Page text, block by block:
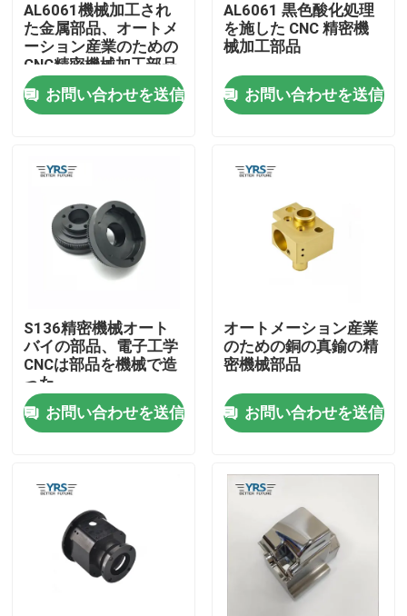
家
私達について
工場旅行
品質管理
私達に連絡しなさい
ニュース
場合
精密によって機械で造られる部品
AL6061機械加工され
た金属部品、オートメ
ーション産業のための
CNC精密機械加工部品
お問い合わせを送信
AL6061 黒色酸化処理
を施した CNC 精密機
械加工部品
お問い合わせを送信
S136精密機械オート
バイの部品、電子工学
CNCは部品を機械で造
った
お問い合わせを送信
オートメーション産業
のための銅の真鍮の精
密機械部品
お問い合わせを送信